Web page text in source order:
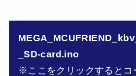
_SD-card.ino
※ここをクリックするとコ